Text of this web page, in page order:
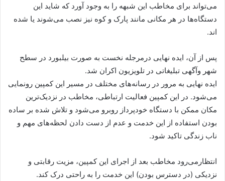
می‌تواند برای مخاطب این شبهه را به وجود آورد که شاید این
دستگاه‌ها در هر مکانی مانند پارک و کوه نیز نصب می‌شوند یا شده
اند.
پس از آن، ایده نهایی درمرجله نخست به صورت بیلبورد در سطح
شهر وآگهی تبلیغاتی در تلویزیون اکران شد.
ایده نهایی به مرور در رسانه‌های مختلف در مسیر این کمپین رونمایی
می‌شود. در این کمپین فعالیت ارتباطی، مخاطب در نزدیک‌ترین
مکان ممکن با دستگاه خودپرداز روبرو می‌شود و تلاش شده بر ساده
بودن استفاده از این خدمت و عدم از دست دادن لحظه‌های مهم و
ناب زندگی تاکید شود.
انتظارمی‌رود مخاطب بعد از اجرای این کمپین، مزیت رقابتی و
نزدیکی (در دسترس بودن) این خدمت را به راحتی درک کند.